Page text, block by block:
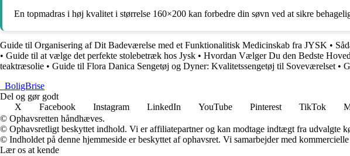
En topmadras i høj kvalitet i størrelse 160×200 kan forbedre din søvn ved at sikre
Guide til Organisering af Dit Badeværelse med et Funktionalitisk Medicinskab fra JYSK •
• Guide til at vælge det perfekte stolebetræk hos Jysk • Hvordan Vælger Du den Bedste
teaktræsolie • Guide til Flora Danica Sengetøj og Dyner: Kvalitetssengetøj til Soveværelset •
BoligBrise
Del og gør godt
X
Facebook Instagram LinkedIn YouTube Pinterest TikTok
© Ophavsretten håndhæves.
© Ophavsretligt beskyttet indhold. Vi er affiliatepartner og kan modtage indtægt fra udvalgte
© Indholdet på denne hjemmeside er beskyttet af ophavsret. Vi samarbejder med
Lær os at kende